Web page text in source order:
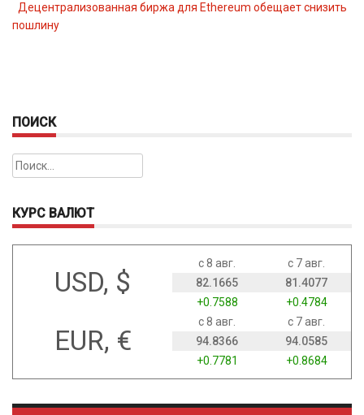
Децентрализованная биржа для Ethereum обещает снизить
пошлину
ПОИСК
Найти:
КУРС ВАЛЮТ
USD, $
с 8 авг.
с 7 авг.
82.1665
81.4077
+0.7588
+0.4784
EUR, €
с 8 авг.
с 7 авг.
94.8366
94.0585
+0.7781
+0.8684